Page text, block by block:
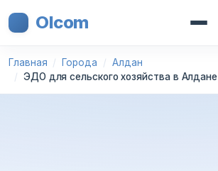
Olcom
Главная Города
Алдан
ЭДО для сельского хозяйства в Алдане